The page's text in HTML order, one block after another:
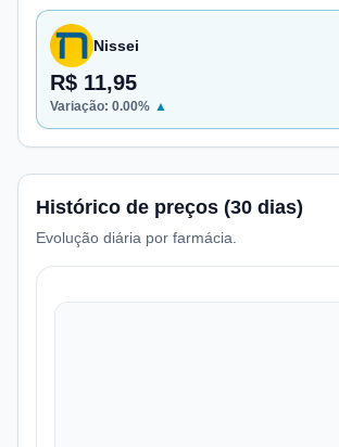
Nissei
R$ 11,95
Variação: 0.00% ▲
Histórico de preços (30 dias)
Evolução diária por farmácia.